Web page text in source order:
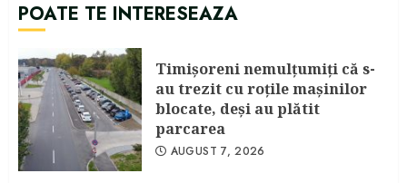
POATE TE INTERESEAZA
Timişoreni nemulţumiţi că s-
au trezit cu roţile maşinilor
blocate, deşi au plătit
parcarea
AUGUST 7, 2026